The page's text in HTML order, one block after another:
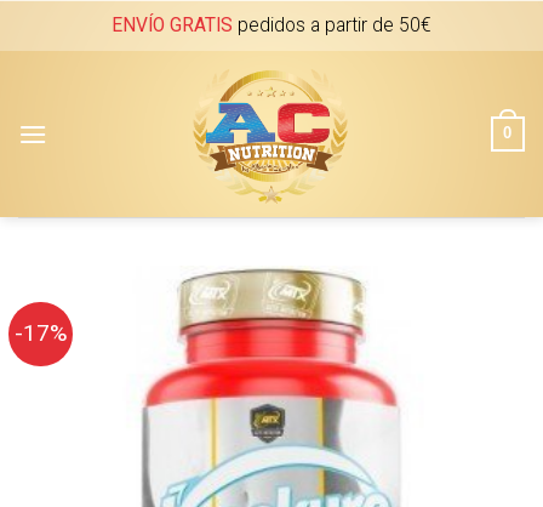
ENVÍO GRATIS pedidos a partir de 50€
0
-17%